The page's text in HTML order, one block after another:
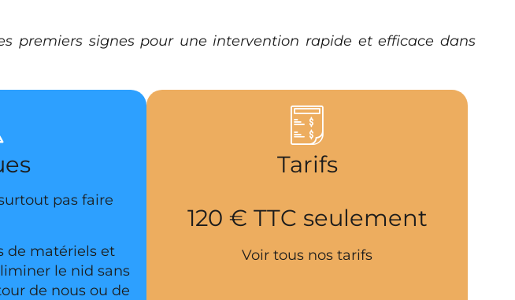
premiers signes pour une intervention rapide et efficace dans
pas faire
de matériels et
le nid sans
de nous ou de
Tarifs
120 € TTC seulement
Voir tous nos tarifs